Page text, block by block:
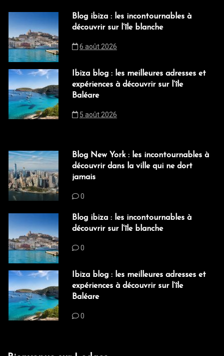
Blog ibiza : les incontournables à
découvrir sur l’île blanche
6 août 2026
Ibiza blog : les meilleures adresses et
expériences à découvrir sur l’île
Baléare
5 août 2026
Blog New York : les incontournables à
découvrir dans la ville qui ne dort
jamais
0
Blog ibiza : les incontournables à
découvrir sur l’île blanche
0
Ibiza blog : les meilleures adresses et
expériences à découvrir sur l’île
Baléare
0